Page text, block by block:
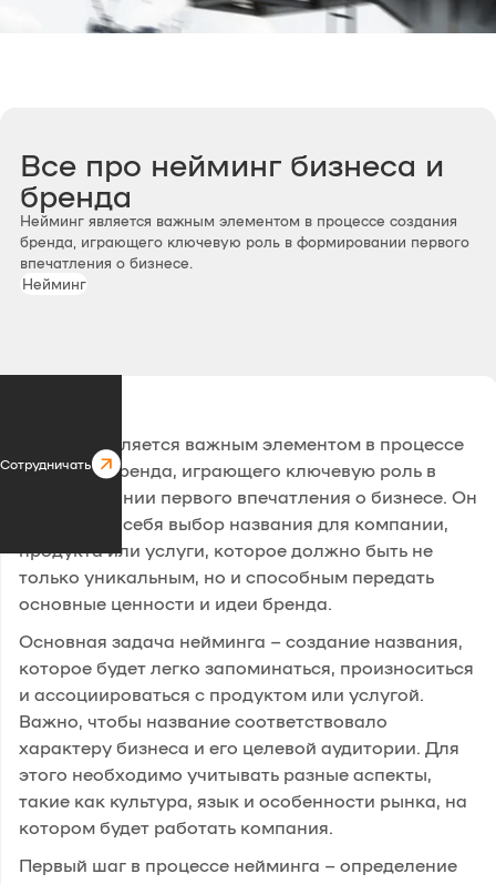
Все про нейминг бизнеса и
бренда
Нейминг является важным элементом в процессе создания
бренда, играющего ключевую роль в формировании первого
впечатления о бизнесе.
Нейминг
Сотрудничать
Нейминг является важным элементом в процессе
создания бренда, играющего ключевую роль в
формировании первого впечатления о бизнесе. Он
включает в себя выбор названия для компании,
продукта или услуги, которое должно быть не
только уникальным, но и способным передать
основные ценности и идеи бренда.
Основная задача нейминга – создание названия,
которое будет легко запоминаться, произноситься
и ассоциироваться с продуктом или услугой.
Важно, чтобы название соответствовало
характеру бизнеса и его целевой аудитории. Для
этого необходимо учитывать разные аспекты,
такие как культура, язык и особенности рынка, на
котором будет работать компания.
Первый шаг в процессе нейминга – определение